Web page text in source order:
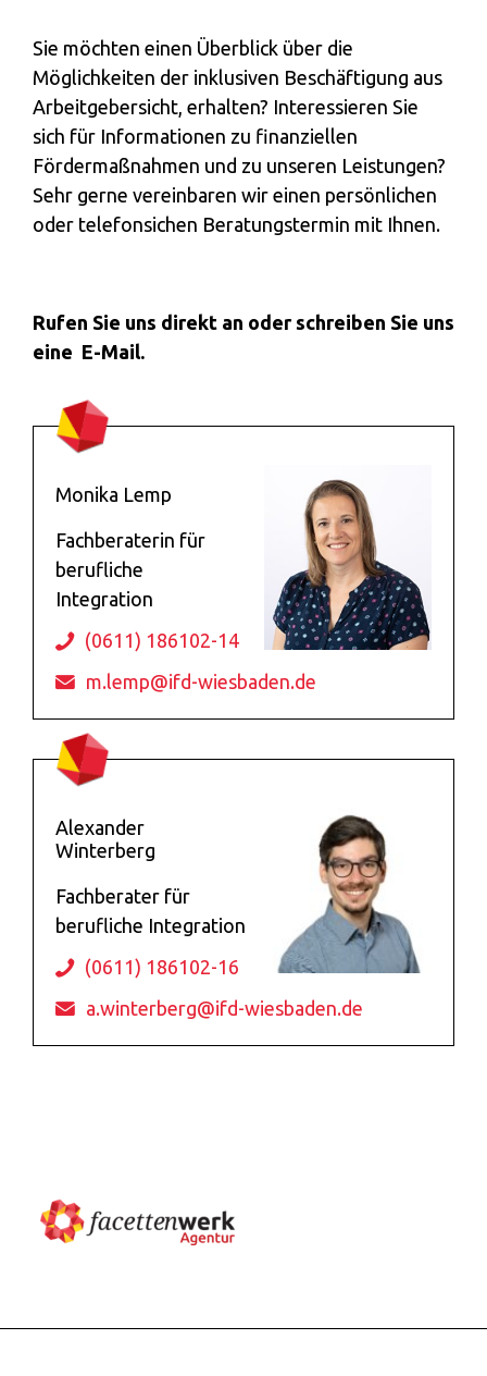
Sie möchten einen Überblick über die
Möglichkeiten der inklusiven Beschäftigung aus
Arbeitgebersicht, erhalten? Interessieren Sie
sich für Informationen zu finanziellen
Fördermaßnahmen und zu unseren Leistungen?
Sehr gerne vereinbaren wir einen persönlichen
oder telefonsichen Beratungstermin mit Ihnen.
Rufen Sie uns direkt an oder schreiben Sie uns
eine E-Mail.
Monika Lemp
Fachberaterin für
berufliche
Integration
(0611) 186102-14
m.lemp@ifd-wiesbaden.de
Alexander
Winterberg
Fachberater für
berufliche Integration
(0611) 186102-16
a.winterberg@ifd-wiesbaden.de